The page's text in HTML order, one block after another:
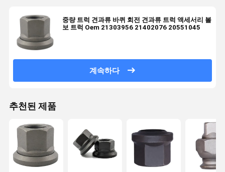
중량 트럭 견과류 바퀴 회전 견과류 트럭 액세서리 볼
보 트럭 Oem 21303956 21402076 20551045
계속하다
추천된 제품